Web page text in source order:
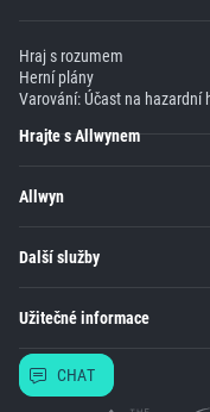
Hraj s rozumem
Herní plány
Varování: Účast na hazardní
Hrajte s Allwynem
Allwyn
Další služby
Užitečné informace
CHAT